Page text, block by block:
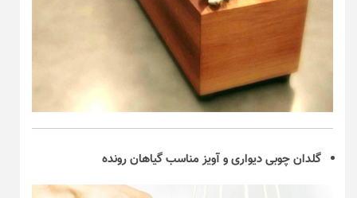
گلدان چوبی دیواری و آویز مناسب گیاهان رونده